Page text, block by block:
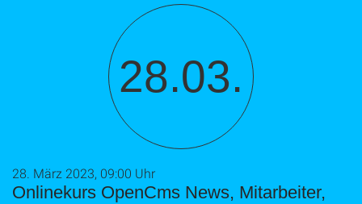
28.03.
Onlinekurs OpenCms News, Mitarbeiter,
28. März 2023, 09:00 Uhr